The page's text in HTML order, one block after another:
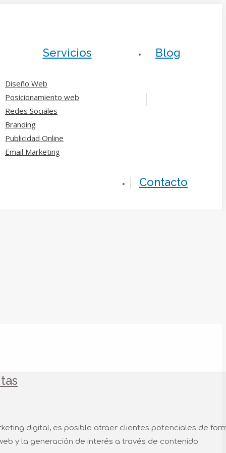
Servicios
Diseño Web
Posicionamiento web
Redes Sociales
Branding
Publicidad Online
Email Marketing
Blog
Contacto
digital, es posible atraer clientes potenciales de
y la generación de interés a través de contenido